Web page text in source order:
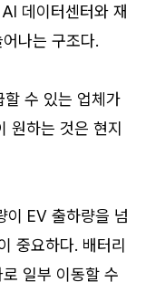
데이터센터와 재
나는 구조다.
할 수 있는 업체가
원하는 것은 현지
EV 출하량을 넘
중요하다. 배터리
일부 이동할 수